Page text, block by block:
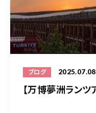
ブログ 2025.07.08
【万博夢洲ラン